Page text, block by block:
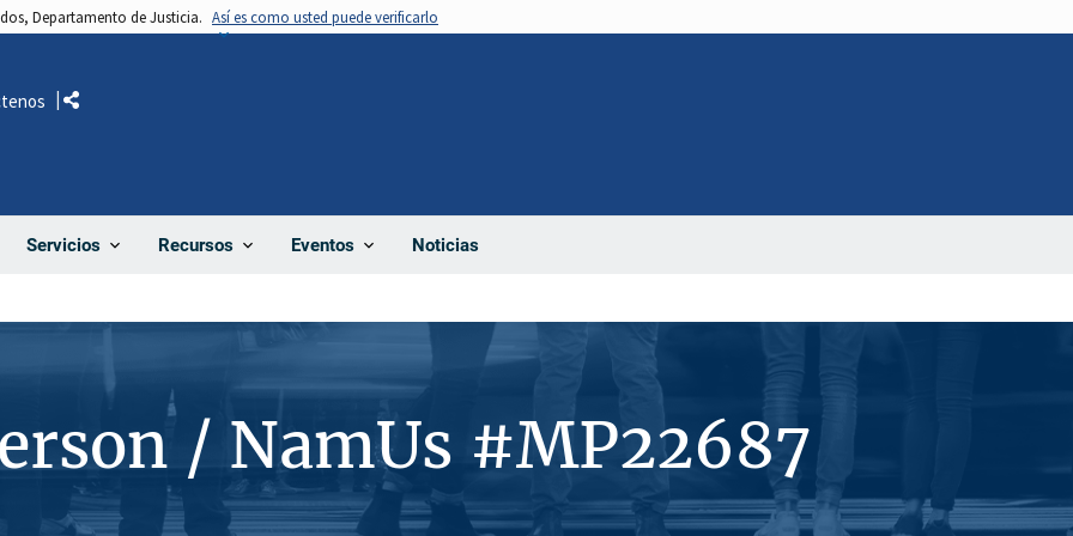
Departamento de Justicia. Así es como usted puede verificarlo
Servicios Recursos Eventos Noticias
Comparte
/ NamUs #MP22687